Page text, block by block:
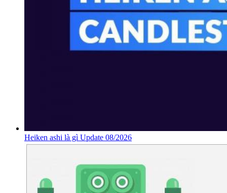
Heiken ashi là gì Update 08/2026